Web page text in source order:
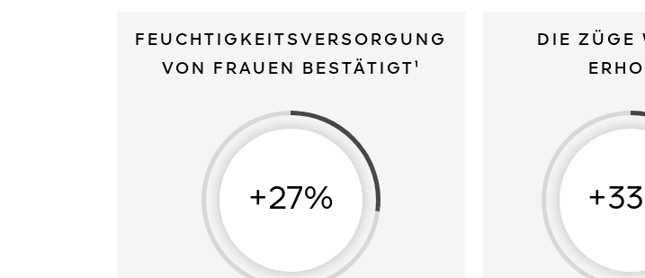
FEUCHTIGKEITSVERSORGUNG
VON FRAUEN BESTÄTIGT¹
+27%
DIE ZÜGE